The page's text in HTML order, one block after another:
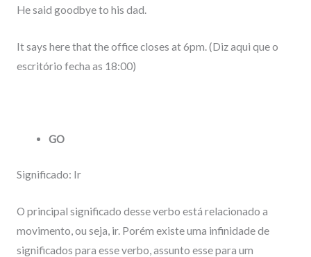
He said goodbye to his dad.
It says here that the office closes at 6pm. (Diz aqui que o
escritório fecha as 18:00)
GO
Significado: Ir
O principal significado desse verbo está relacionado a
movimento, ou seja, ir. Porém existe uma infinidade de
significados para esse verbo, assunto esse para um